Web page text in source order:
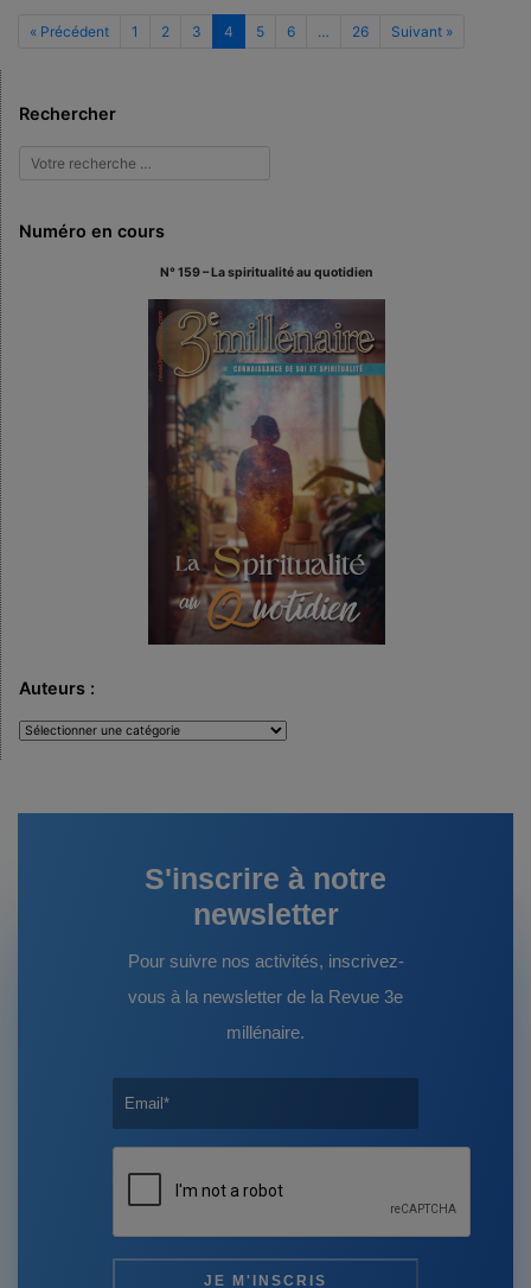
« Précédent 1 2 3 4 5 6 … 26 Suivant »
Rechercher
Numéro en cours
N° 159 – La spiritualité au quotidien
Auteurs :
Auteurs
S'inscrire à notre
newsletter
Pour suivre nos activités, inscrivez-
vous à la newsletter de la Revue 3e
millénaire.